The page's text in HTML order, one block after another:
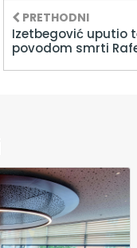
PRETHODNI
Izetbegović uputio
povodom smrti